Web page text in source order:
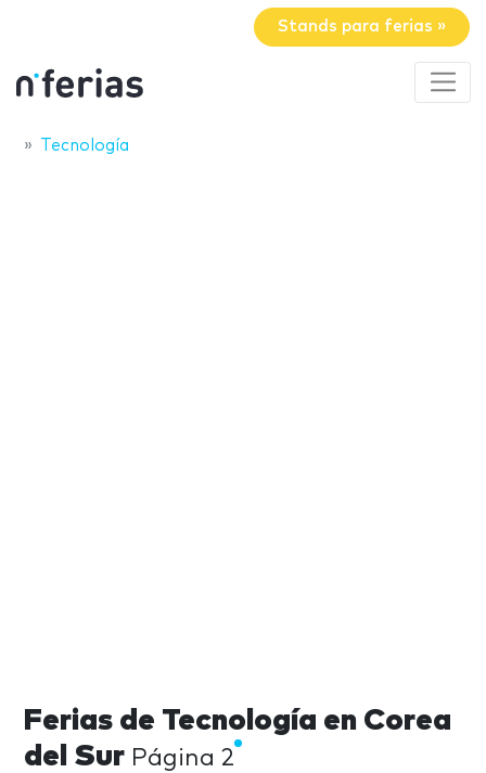
Stands para ferias »
Tecnología
Ferias de Tecnología en Corea
del Sur Página 2